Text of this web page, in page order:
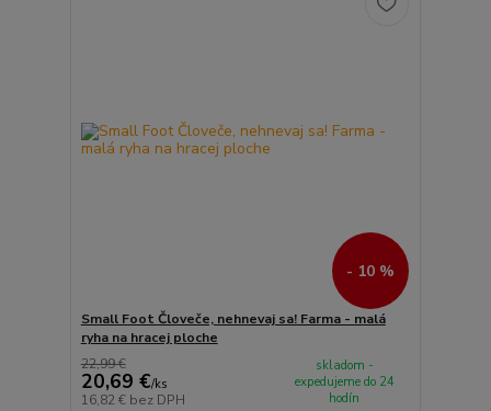
- 10 %
Small Foot Človeče, nehnevaj sa! Farma - malá
ryha na hracej ploche
22,99 €
20,69 €/ks
16,82 € bez DPH
skladom -
expedujeme do 24
hodín